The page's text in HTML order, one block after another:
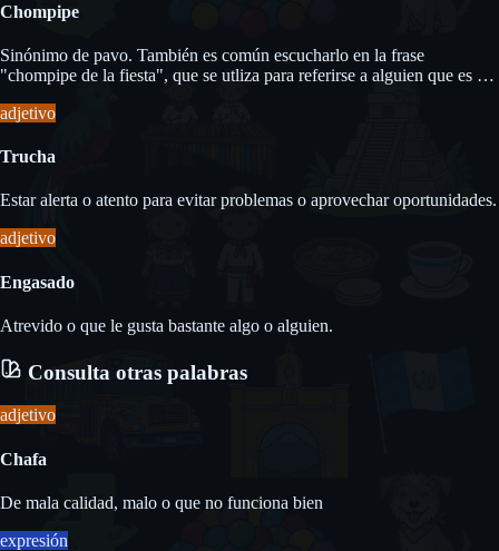
Chompipe
Sinónimo de pavo. También es común escucharlo en la frase
"chompipe de la fiesta", que se utliza para referirse a alguien que es el
adjetivo
Trucha
Estar alerta o atento para evitar problemas o aprovechar oportunidades.
adjetivo
Engasado
Atrevido o que le gusta bastante algo o alguien.
Consulta otras palabras
adjetivo
Chafa
De mala calidad, malo o que no funciona bien
expresión